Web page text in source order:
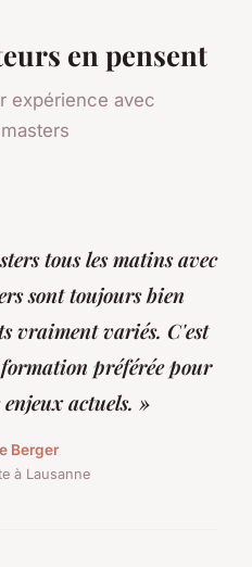
en pensent
expérience avec
tous les matins avec
sont toujours bien
vraiment variés. C'est
préférée pour
actuels. »
Berger
à Lausanne